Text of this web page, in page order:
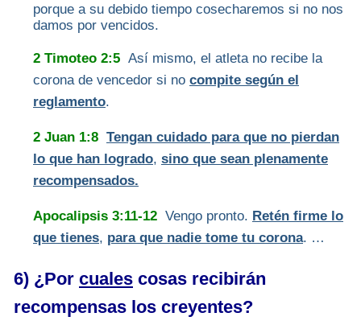
porque a su debido tiempo cosecharemos si no nos
damos por vencidos.
2 Timoteo 2:5 Así mismo, el atleta no recibe la
corona de vencedor si no compite según el
reglamento.
2 Juan 1:8 Tengan cuidado para que no pierdan
lo que han logrado, sino que sean plenamente
recompensados.
Apocalipsis 3:11-12 Vengo pronto. Retén firme lo
que tienes, para que nadie tome tu corona. …
6) ¿Por cuales cosas recibirán
recompensas los creyentes?